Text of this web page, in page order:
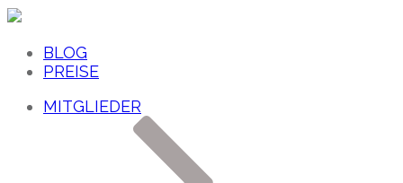
BLOG
PREISE
MITGLIEDER